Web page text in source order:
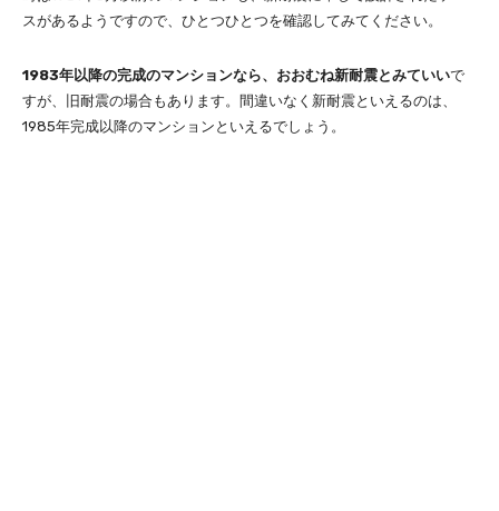
スがあるようですので、ひとつひとつを確認してみてください。
1983年以降の完成のマンションなら、おおむね新耐震とみていいで
すが、旧耐震の場合もあります。間違いなく新耐震といえるのは、
1985年完成以降のマンションといえるでしょう。